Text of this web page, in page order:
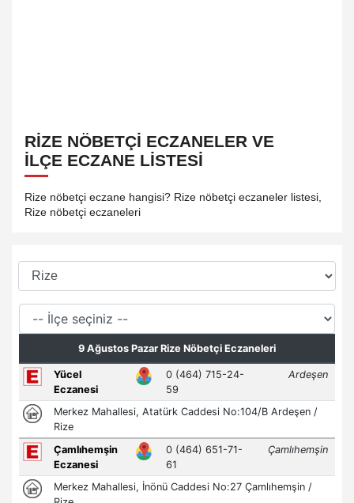
RIZE NÖBETÇI ECZANELER VE
İLÇE ECZANE LISTESI
Rize nöbetçi eczane hangisi? Rize nöbetçi eczaneler listesi,
Rize nöbetçi eczaneleri